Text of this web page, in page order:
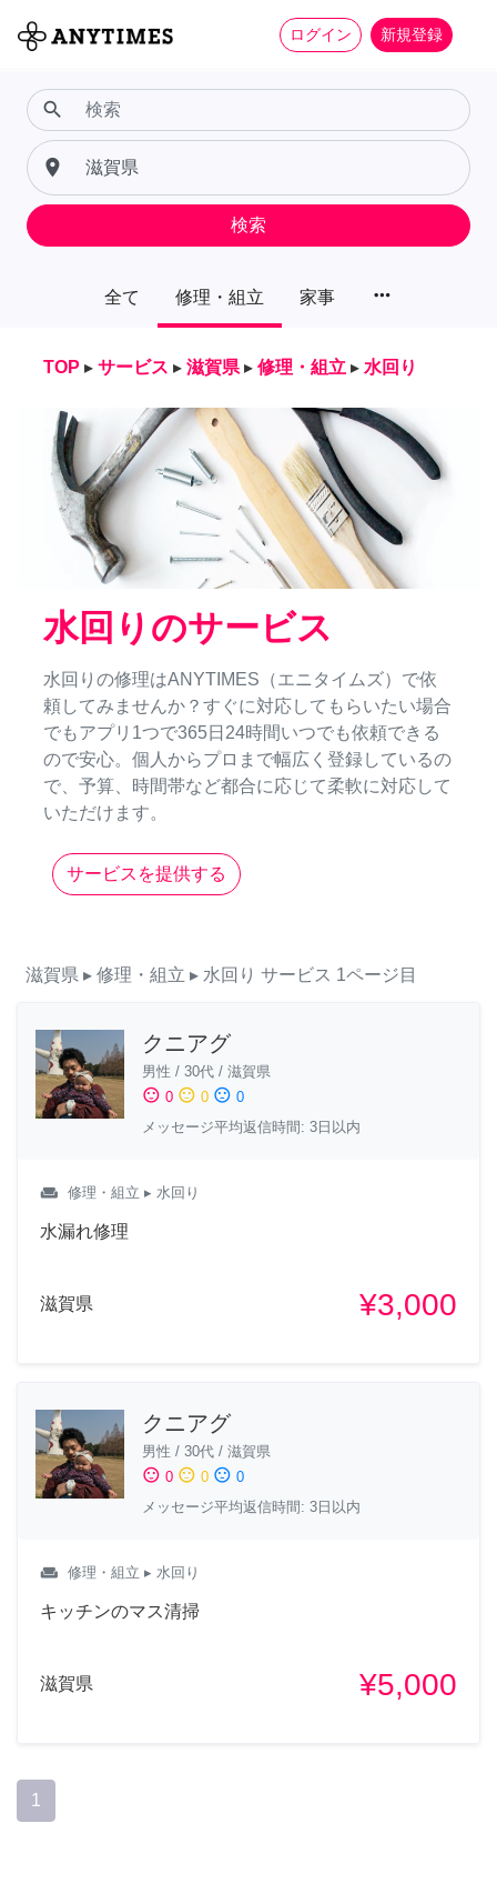
ログイン 新規登録
全て 修理・組立 家事 more_horiz
search
place
検索
TOP ▸ サービス ▸ 滋賀県 ▸ 修理・組立 ▸ 水回り
水回りのサービス
水回りの修理はANYTIMES（エニタイムズ）で依
頼してみませんか？すぐに対応してもらいたい場合
でもアプリ1つで365日24時間いつでも依頼できる
ので安心。個人からプロまで幅広く登録しているの
で、予算、時間帯など都合に応じて柔軟に対応して
いただけます。
サービスを提供する
滋賀県 ▸ 修理・組立 ▸ 水回り サービス 1ページ目
クニアグ
男性 / 30代 / 滋賀県
sentiment_satisfied 0 sentiment_neutral 0 sentiment_dissatisfied 0
メッセージ平均返信時間: 3日以内
weekend 修理・組立 ▸ 水回り
水漏れ修理
滋賀県 ¥3,000
クニアグ
男性 / 30代 / 滋賀県
sentiment_satisfied 0 sentiment_neutral 0 sentiment_dissatisfied 0
メッセージ平均返信時間: 3日以内
weekend 修理・組立 ▸ 水回り
キッチンのマス清掃
滋賀県 ¥5,000
1